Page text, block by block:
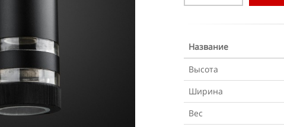
Название
Высота
Ширина
Вес